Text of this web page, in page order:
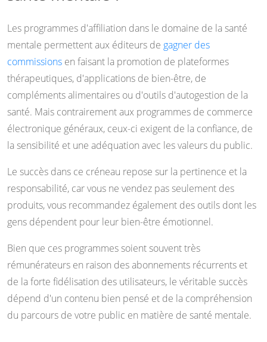
Les programmes d'affiliation dans le domaine de la santé
mentale permettent aux éditeurs de gagner des
commissions en faisant la promotion de plateformes
thérapeutiques, d'applications de bien-être, de
compléments alimentaires ou d'outils d'autogestion de la
santé. Mais contrairement aux programmes de commerce
électronique généraux, ceux-ci exigent de la confiance, de
la sensibilité et une adéquation avec les valeurs du public.
Le succès dans ce créneau repose sur la pertinence et la
responsabilité, car vous ne vendez pas seulement des
produits, vous recommandez également des outils dont les
gens dépendent pour leur bien-être émotionnel.
Bien que ces programmes soient souvent très
rémunérateurs en raison des abonnements récurrents et
de la forte fidélisation des utilisateurs, le véritable succès
dépend d'un contenu bien pensé et de la compréhension
du parcours de votre public en matière de santé mentale.